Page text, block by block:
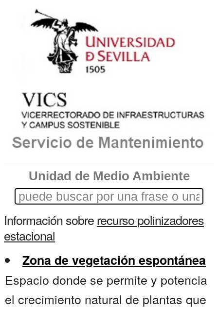
Unidad de Medio Ambiente
Información sobrerecurso polinizadores
estacional
Zona de vegetación espontánea
Espacio donde se permite y potencia
el crecimiento natural de plantas que